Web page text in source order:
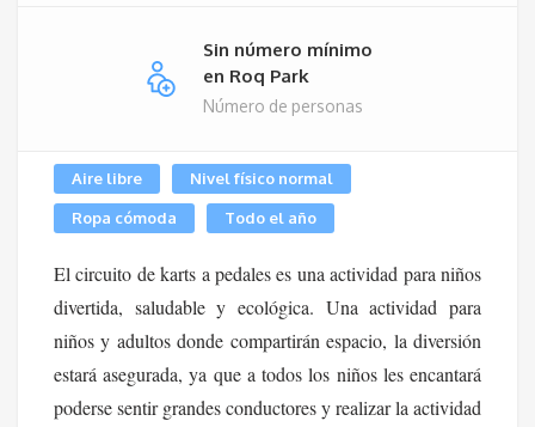
Sin número mínimo
en Roq Park
Número de personas
Aire libre Nivel físico normal
Ropa cómoda Todo el año
El circuito de karts a pedales es una actividad para niños
divertida, saludable y ecológica. Una actividad para
niños y adultos donde compartirán espacio, la diversión
estará asegurada, ya que a todos los niños les encantará
poderse sentir grandes conductores y realizar la actividad